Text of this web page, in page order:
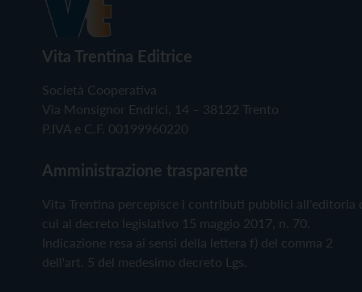
Vita Trentina Editrice
Società Cooperativa
Via Monsignor Endrici, 14 – 38122 Trento
P.IVA e C.F. 00199960220
Amministrazione trasparente
Vita Trentina percepisce i contributi pubblici all'editoria
cui al decreto legislativo 15 maggio 2017, n. 70.
Indicazione resa ai sensi della lettera f) del comma 2
dell'art. 5 del medesimo decreto Lgs.